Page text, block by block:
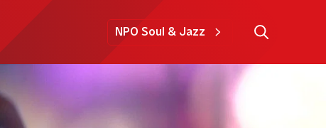
NPO Soul & Jazz